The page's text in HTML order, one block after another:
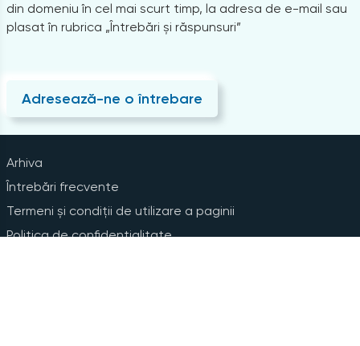
din domeniu în cel mai scurt timp, la adresa de e-mail sau
plasat în rubrica „Întrebări și răspunsuri”
Adresează-ne o întrebare
Arhiva
Întrebări frecvente
Termeni și condiții de utilizare a paginii
Politica de confidențialitate